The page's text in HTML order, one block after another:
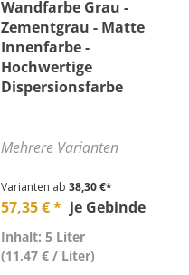
Wandfarbe Grau -
Zementgrau - Matte
Innenfarbe -
Hochwertige
Dispersionsfarbe
Mehrere Varianten
Varianten ab 38,30 €*
57,35 € * je Gebinde
Inhalt: 5 Liter
(11,47 € / Liter)